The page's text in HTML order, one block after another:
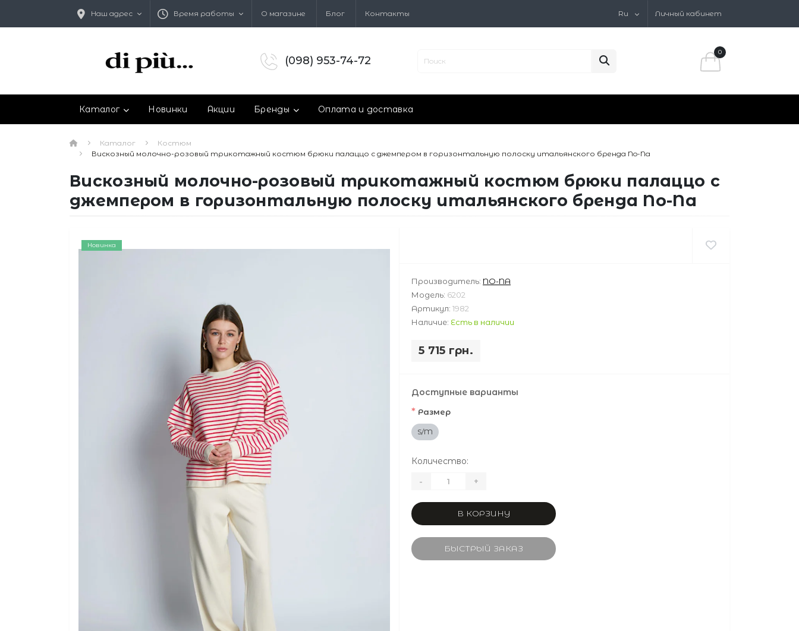
Наш адрес Время работы О магазине Блог Контакты Ru Личный кабинет
(098) 953-74-72
0
Каталог Новинки Акции Бренды Оплата и доставка
Каталог
Костюм
Вискозный молочно-розовый трикотажный костюм брюки палаццо с джемпером в горизонтальную полоску итальянского бренда No-Na
Вискозный молочно-розовый трикотажный костюм брюки палаццо с
джемпером в горизонтальную полоску итальянского бренда No-Na
Новинка
Производитель: NO-NA
Модель: 6202
Артикул: 1982
Наличие: Есть в наличии
5 715 грн.
Доступные варианты
* Размер
S/M
Количество:
- +
В КОРЗИНУ
БЫСТРЫЙ ЗАКАЗ